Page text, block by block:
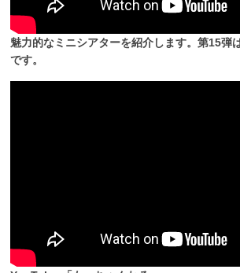
魅力的なミニシアターを紹介します。第15弾
です。